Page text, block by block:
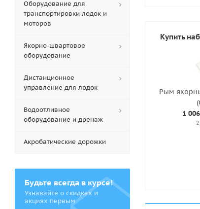
Купить
Рым
1
Оборудование для
транспортировки лодок и
моторов
Якорно-швартовое
оборудование
Дистанционное
управление для лодок
Водоотливное
оборудование и дренаж
Акробатические дорожки
Будьте всегда в курсе!
Узнавайте о скидках и
акциях первым